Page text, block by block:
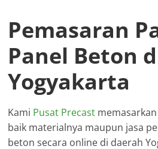
Pemasaran
Panel Beton
Yogyakarta
Kami Pusat Precast
baik materialnya maupun jasa
beton secara online di daerah